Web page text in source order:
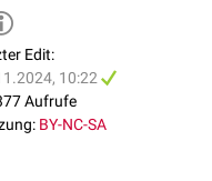
Edit:
10:22
Aufrufe
BY-NC-SA